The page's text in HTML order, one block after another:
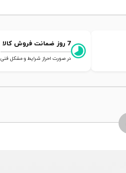
7 روز ضمانت فروش کالا
در صورت احراز شرایط و مشکل فنی